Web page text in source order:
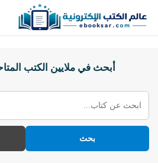
أبحث في ملايين الكتب
بحث